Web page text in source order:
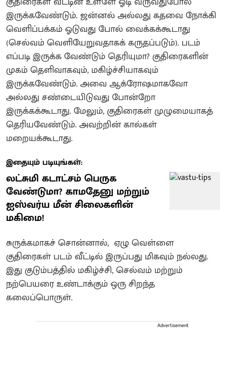
இருக்கவேண்டும். ஜன்னல் அல்லது கதவை நோக்கி
வெளிப்பக்கம் ஓடுவது போல் வைக்கக்கூடாது
(செல்வம் வெளியேறுவதாகக் கருதப்படும்). ​படம்
எப்படி இருக்க வேண்டும் தெரியுமா? குதிரைகளின்
முகம் தெளிவாகவும், மகிழ்ச்சியாகவும்
இருக்கவேண்டும். அவை ஆக்ரோஷமாகவோ
அல்லது சண்டையிடுவது போன்றோ
இருக்கக்கூடாது. மேலும், குதிரைகள் முழுமையாகத்
தெரியவேண்டும். அவற்றின் கால்கள்
மறையக்கூடாது.
இதையும் படியுங்கள்:
லட்சுமி கடாட்சம் பெருக
வேண்டுமா? காமதேனு மற்றும்
ஐஸ்வர்ய மீன் சிலைகளின்
மகிமை!
சுருக்கமாகச் சொன்னால், ஏழு வெள்ளை
குதிரைகள் படம் வீட்டில் இருப்பது மிகவும் நல்லது.
இது குடும்பத்தில் மகிழ்ச்சி, செல்வம் மற்றும்
நற்பெயரை உண்டாக்கும் ஒரு சிறந்த
கலைப்பொருள்.
Advertisement